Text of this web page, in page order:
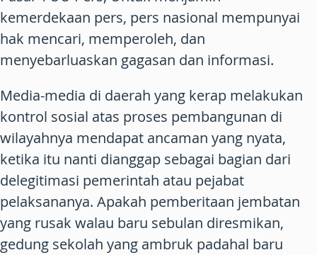
kemerdekaan pers, pers nasional mempunyai
hak mencari, memperoleh, dan
menyebarluaskan gagasan dan informasi.
Media-media di daerah yang kerap melakukan
kontrol sosial atas proses pembangunan di
wilayahnya mendapat ancaman yang nyata,
ketika itu nanti dianggap sebagai bagian dari
delegitimasi pemerintah atau pejabat
pelaksananya. Apakah pemberitaan jembatan
yang rusak walau baru sebulan diresmikan,
gedung sekolah yang ambruk padahal baru